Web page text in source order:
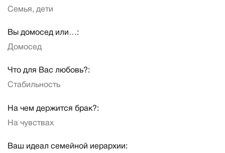
Семья, дети
Вы домосед или…:
Домосед
Что для Вас любовь?:
Стабильность
На чем держится брак?:
На чувствах
Ваш идеал семейной иерархии: